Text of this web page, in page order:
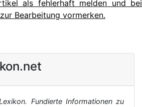
als fehlerhaft melden und bei
Bearbeitung vormerken.
Fundierte Informationen zu